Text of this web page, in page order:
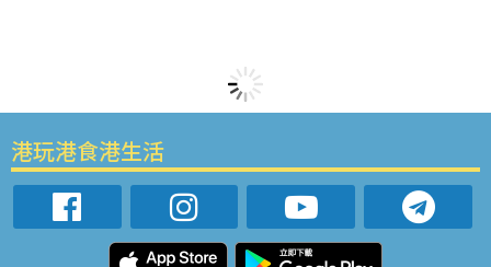
港玩港食港生活